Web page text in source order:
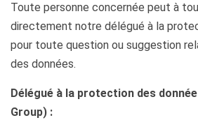
Toute personne concernée peut à
directement notre délégué à la
pour toute question ou suggestion
des données.
Délégué à la protection des
Group) :